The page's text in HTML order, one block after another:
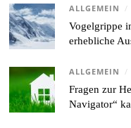
ALLGEMEIN /
Vogelgrippe
erhebliche
ALLGEMEIN /
Fragen zur
Navigator“